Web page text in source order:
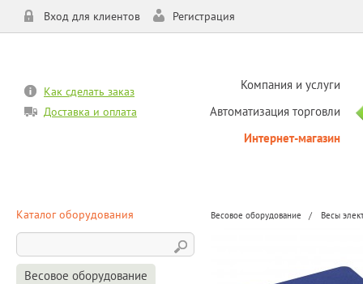
Вход для клиентов Регистрация
Как сделать заказ
Доставка и оплата
Компания и услуги
Автоматизация торговли
Интернет-магазин
Каталог оборудования
Весовое оборудование
Весовое оборудование Весы